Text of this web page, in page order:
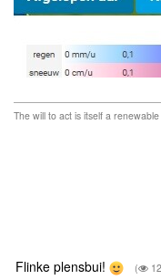
The will to act is itself a
Flinke plensbui! (